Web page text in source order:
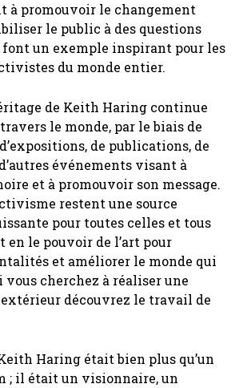
à promouvoir le changement
le public à des questions
un exemple inspirant pour les
du monde entier.
de Keith Haring continue
travers le monde, par le biais de
de publications, de
événements visant à
et à promouvoir son message.
restent une source
pour toutes celles et tous
en le pouvoir de l’art pour
et améliorer le monde qui
vous cherchez à réaliser une
découvrez le travail de
Haring était bien plus qu’un
; il était un visionnaire, un